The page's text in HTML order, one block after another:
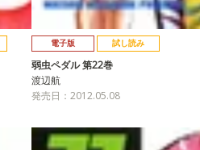
電子版 試し読み
弱虫ペダル 第22巻
渡辺航
発売日：2012.05.08